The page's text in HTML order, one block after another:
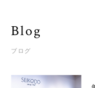
Blog
ブログ